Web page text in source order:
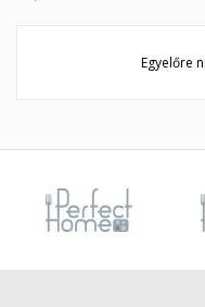
Egyelőre